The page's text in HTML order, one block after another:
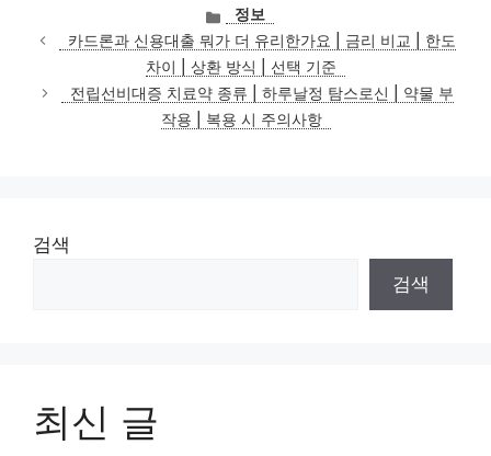
카
테
고
리
정보
카드론과 신용대출 뭐가 더 유리한가요 | 금리 비교 | 한도
차이 | 상환 방식 | 선택 기준
전립선비대증 치료약 종류 | 하루날정 탐스로신 | 약물 부
작용 | 복용 시 주의사항
검색
검색
최신 글